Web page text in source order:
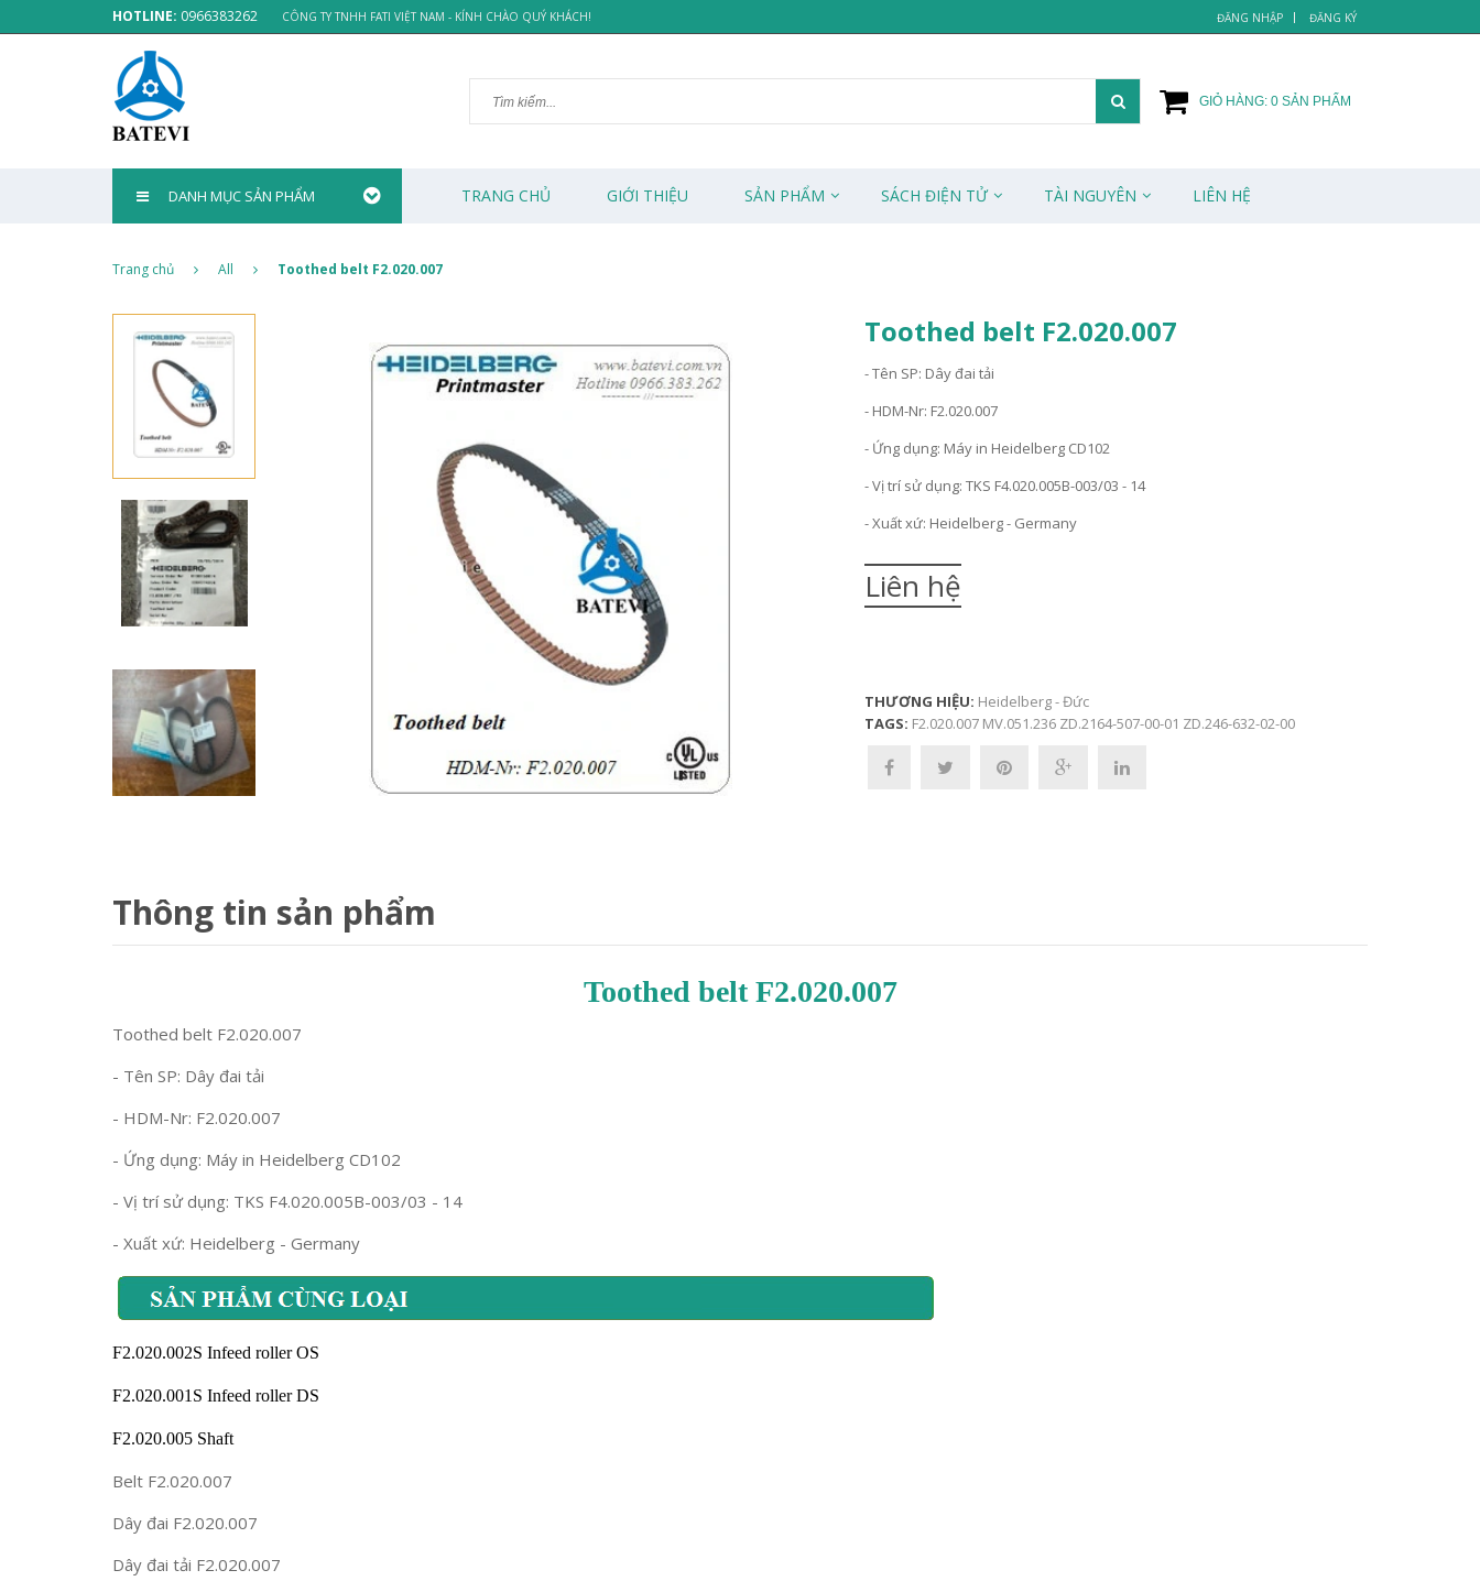
HOTLINE: 0966383262 CÔNG TY TNHH FATI VIỆT NAM - KÍNH CHÀO QUÝ KHÁCH! ĐĂNG NHẬP ĐĂNG KÝ
GIỎ HÀNG: 0 SẢN PHẨM
DANH MỤC SẢN PHẨM TRANG CHỦ GIỚI THIỆU SẢN PHẨM SÁCH ĐIỆN TỬ TÀI NGUYÊN LIÊN HỆ
Trang chủ All Toothed belt F2.020.007
Toothed belt F2.020.007
- Tên SP: Dây đai tải
- HDM-Nr: F2.020.007
- Ứng dụng: Máy in Heidelberg CD102
- Vị trí sử dụng: TKS F4.020.005B-003/03 - 14
- Xuất xứ: Heidelberg - Germany
Liên hệ
THƯƠNG HIỆU: Heidelberg - Đức
TAGS: F2.020.007 MV.051.236 ZD.2164-507-00-01 ZD.246-632-02-00
Thông tin sản phẩm
Toothed belt F2.020.007
Toothed belt F2.020.007
- Tên SP: Dây đai tải
- HDM-Nr: F2.020.007
- Ứng dụng: Máy in Heidelberg CD102
- Vị trí sử dụng: TKS F4.020.005B-003/03 - 14
- Xuất xứ: Heidelberg - Germany
F2.020.002S Infeed roller OS
F2.020.001S Infeed roller DS
F2.020.005 Shaft
Belt F2.020.007
Dây đai F2.020.007
Dây đai tải F2.020.007